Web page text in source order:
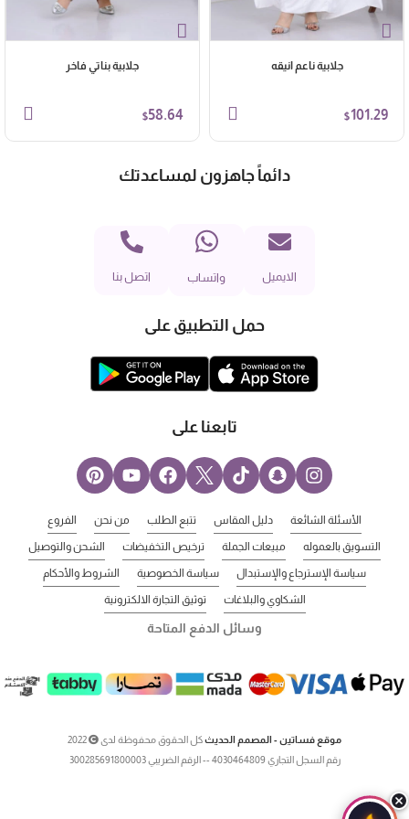
جلابية ناعم انيقه
$101.29
جلابية بناتي فاخر
$58.64
دائماً جاهزون لمساعدتك
الايميل واتساب اتصل بنا
حمل التطبيق على
تابعنا على
الأسئلة الشائعة دليل المقاس تتبع الطلب من نحن الفروع
التسويق بالعموله مبيعات الجملة ترخيص التخفيضات الشحن والتوصيل
سياسة الإسترجاع والإستبدال سياسة الخصوصية الشروط والأحكام
الشكاوي والبلاغات توثيق التجارة الالكترونية
وسائل الدفع المتاحة
موقع فساتين - المصمم الحديثكل الحقوق محفوظة لدى
2022
رقم السجل التجاري 4030464809 -- الرقم الضريبي 300285691800003